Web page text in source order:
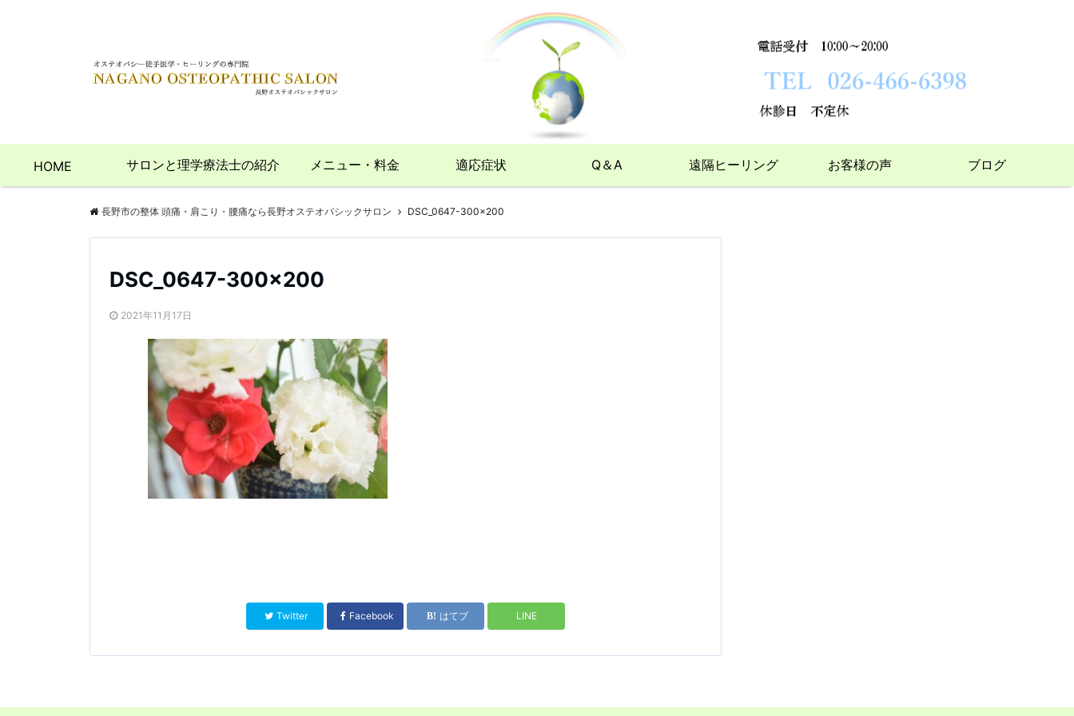
HOME サロンと理学療法士の紹介 メニュー・料金 適応症状 Q＆A 遠隔ヒーリング お客様の声 ブログ
長野市の整体 頭痛・肩こり・腰痛なら長野オステオパシックサロン DSC_0647-300×200
DSC_0647-300×200
2021年11月17日
Twitter Facebook はてブ LINE